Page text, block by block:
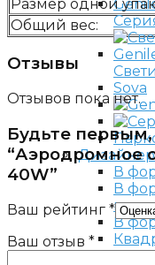
Sova
В
В
В
Размер одной
Общий вес:
Отзывы
Отзывов пока нет.
Будьте
“Аэродромное
40W”
Ваш рейтинг *
Ваш отзыв *